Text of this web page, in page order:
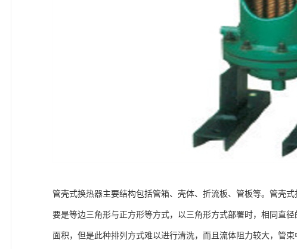
管壳式换热器主要结构包括管箱、壳体、折流板、管板等。管壳
要是等边三角形与正方形等方式，以三角形方式部署时，相同直
面积，但是此种排列方式难以进行清洗，而且流体阻力较大，管